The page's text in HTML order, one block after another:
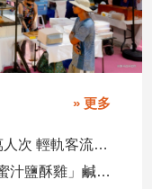
» 更多
全台最大親子樂園開幕首日湧3萬人次 輕軌客流增20倍
大崗山龍眼蜂蜜文化節開幕 「蜜汁鹽酥雞」鹹甜跨界搶話題